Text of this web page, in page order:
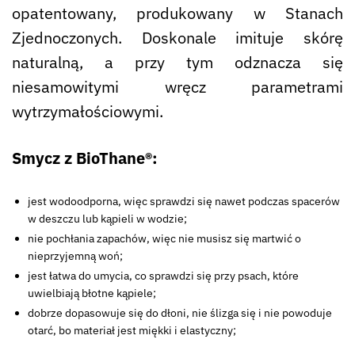
opatentowany, produkowany w Stanach
Zjednoczonych. Doskonale imituje skórę
naturalną, a przy tym odznacza się
niesamowitymi wręcz parametrami
wytrzymałościowymi.
Smycz z BioThane®:
jest wodoodporna, więc sprawdzi się nawet podczas spacerów
w deszczu lub kąpieli w wodzie;
nie pochłania zapachów, więc nie musisz się martwić o
nieprzyjemną woń;
jest łatwa do umycia, co sprawdzi się przy psach, które
uwielbiają błotne kąpiele;
dobrze dopasowuje się do dłoni, nie ślizga się i nie powoduje
otarć, bo materiał jest miękki i elastyczny;